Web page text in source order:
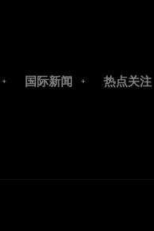
国际新闻 热点关注